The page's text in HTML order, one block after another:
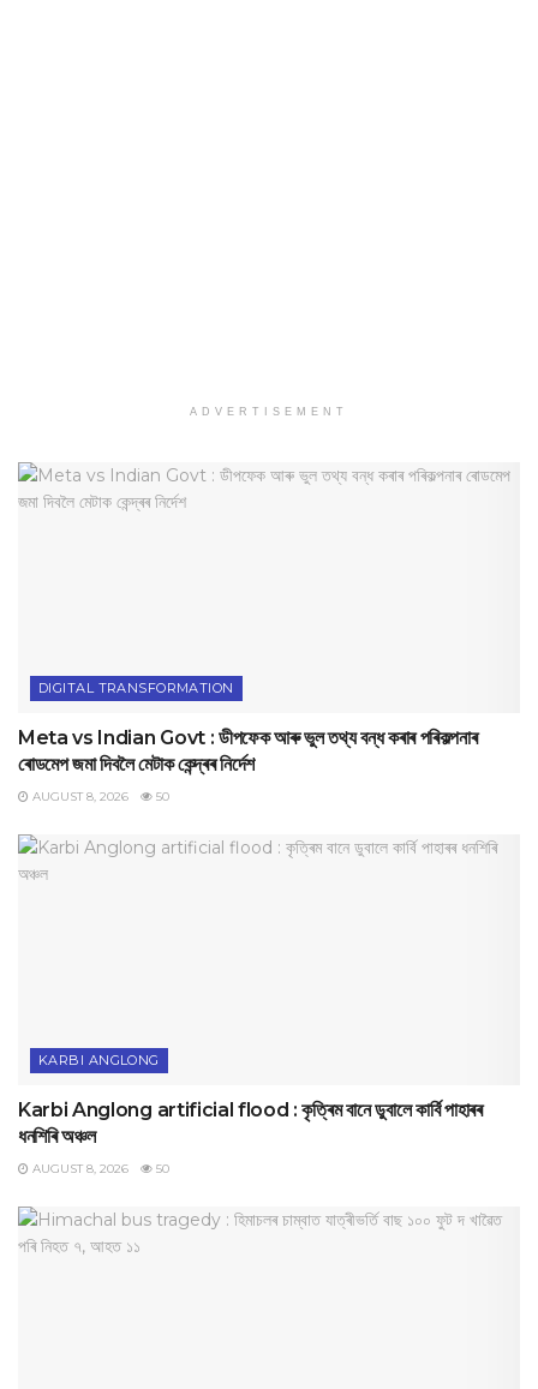
ADVERTISEMENT
DIGITAL TRANSFORMATION
Meta vs Indian Govt : ডীপফেক আৰু ভুল তথ্য বন্ধ কৰাৰ পৰিকল্পনাৰ
ৰোডমেপ জমা দিবলৈ মেটাক কেন্দ্ৰৰ নিৰ্দেশ
AUGUST 8, 2026 50
KARBI ANGLONG
Karbi Anglong artificial flood : কৃত্ৰিম বানে ডুবালে কাৰ্বি পাহাৰৰ
ধনশিৰি অঞ্চল
AUGUST 8, 2026 50